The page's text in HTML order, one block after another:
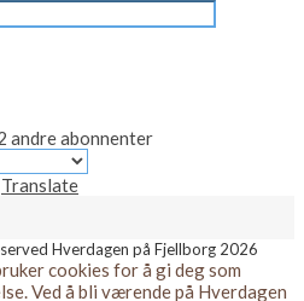
andre abonnenter
Translate
Hverdagen på Fjellborg 2026
cookies for å gi deg som
Ved å bli værende på Hverdagen